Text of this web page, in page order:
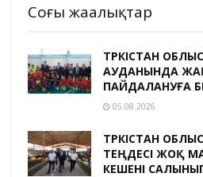
Соңғы жаңалықтар
ТҮРКІСТАН
АУДАНЫНДА
ПАЙДАЛАНУҒА
05.08.2026
ТҮРКІСТАН
ТЕҢДЕСІ ЖОҚ
КЕШЕНІ